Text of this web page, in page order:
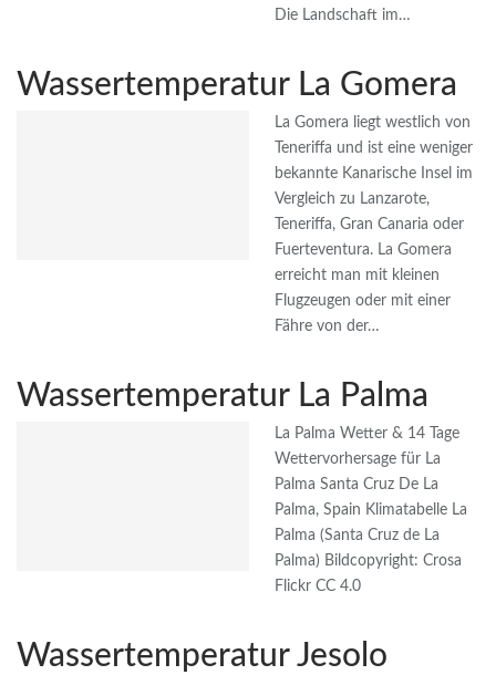
Die Landschaft im…
Wassertemperatur La Gomera
La Gomera liegt westlich von
Teneriffa und ist eine weniger
bekannte Kanarische Insel im
Vergleich zu Lanzarote,
Teneriffa, Gran Canaria oder
Fuerteventura. La Gomera
erreicht man mit kleinen
Flugzeugen oder mit einer
Fähre von der…
Wassertemperatur La Palma
La Palma Wetter & 14 Tage
Wettervorhersage für La
Palma Santa Cruz De La
Palma, Spain Klimatabelle La
Palma (Santa Cruz de La
Palma) Bildcopyright: Crosa
Flickr CC 4.0
Wassertemperatur Jesolo